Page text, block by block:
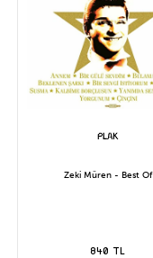
Zeki Müren - Best Of
840 TL